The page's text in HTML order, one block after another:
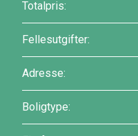
Totalpris:
Fellesutgifter:
Adresse:
Boligtype: